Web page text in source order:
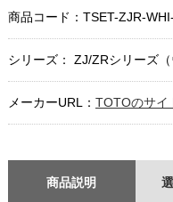
商品コード： TSET-ZJR-
シリーズ： ZJ/ZRシリーズ（
メーカーURL： TOTOのサイ
商品説明